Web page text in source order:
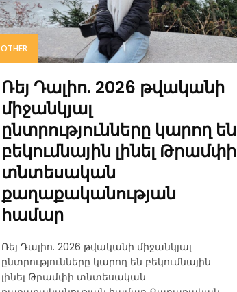
OTHER
Ռեյ Դալիո. 2026 թվականի
միջանկյալ
ընտրությունները կարող են
բեկումնային լինել Թրամփի
տնտեսական
քաղաքականության
համար
Ռեյ Դալիո. 2026 թվականի միջանկյալ
ընտրությունները կարող են բեկումնային
լինել Թրամփի տնտեսական